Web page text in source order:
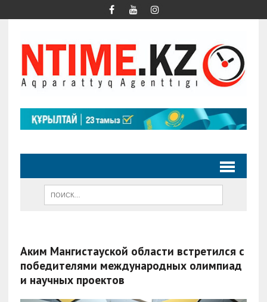
Аким Мангистауской области встретился с
победителями международных олимпиад
и научных проектов